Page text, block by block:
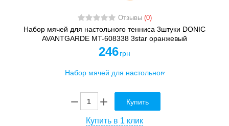
Отзывы (0)
Набор мячей для настольного тенниса 3штуки DONIC
AVANTGARDE MT-608338 3star оранжевый
246 грн
Купить
Купить в 1 клик